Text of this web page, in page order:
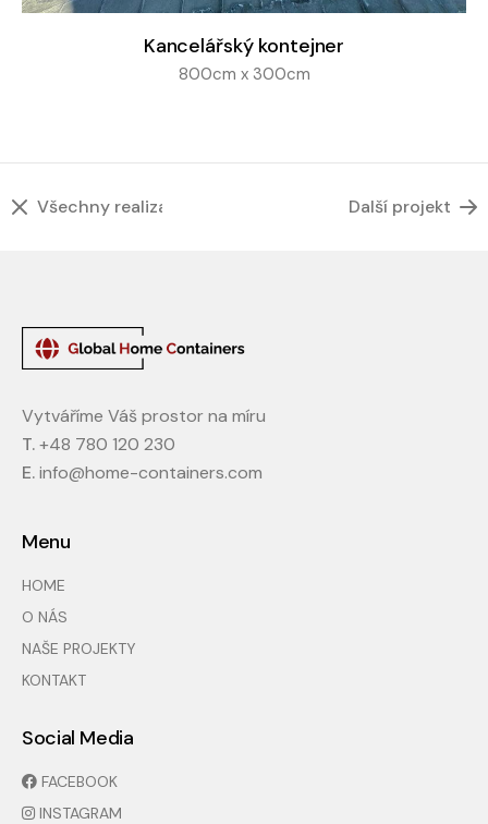
Kancelářský kontejner
800cm x 300cm
Všechny realizace Další projekt
Vytváříme Váš prostor na míru
T.+48 780 120 230
E.info@home-containers.com
Menu
HOME
O NÁS
NAŠE PROJEKTY
KONTAKT
Social Media
FACEBOOK
INSTAGRAM